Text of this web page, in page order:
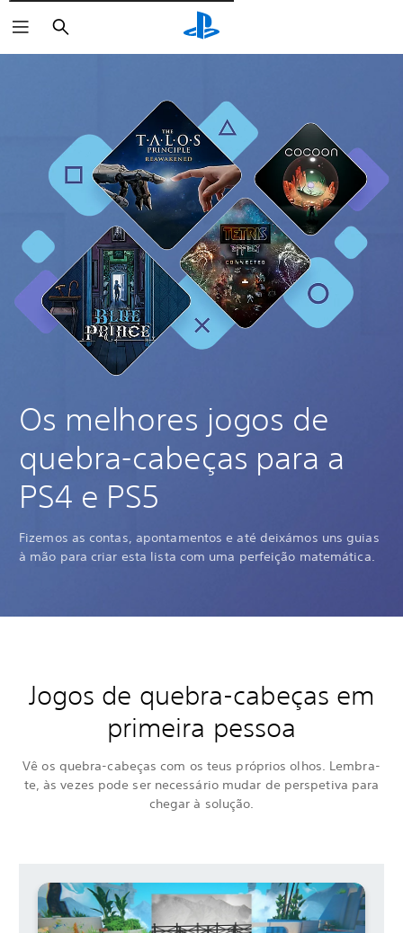
Pesquisar
Os melhores jogos de
quebra-cabeças para a
PS4 e PS5
Fizemos as contas, apontamentos e até deixámos uns guias
à mão para criar esta lista com uma perfeição matemática.
Jogos de quebra-cabeças em
primeira pessoa
Vê os quebra-cabeças com os teus próprios olhos. Lembra-
te, às vezes pode ser necessário mudar de perspetiva para
chegar à solução.